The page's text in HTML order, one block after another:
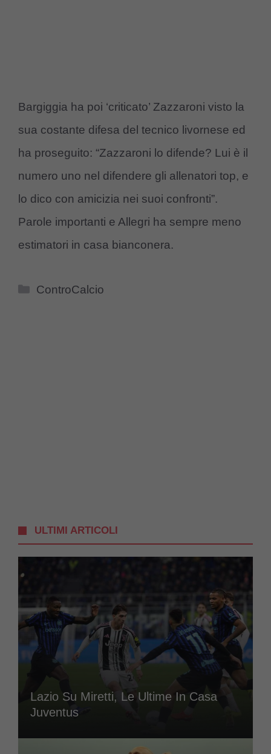
Bargiggia ha poi ‘criticato’ Zazzaroni visto la
sua costante difesa del tecnico livornese ed
ha proseguito: “Zazzaroni lo difende? Lui è il
numero uno nel difendere gli allenatori top, e
lo dico con amicizia nei suoi confronti”.
Parole importanti e Allegri ha sempre meno
estimatori in casa bianconera.
Categorie
ControCalcio
ULTIMI ARTICOLI
Lazio Su Miretti, Le Ultime In Casa
Juventus